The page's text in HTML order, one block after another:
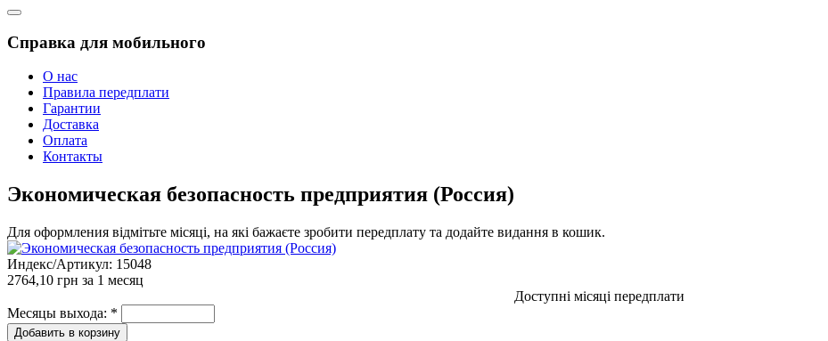
Справка для мобильного
О нас
Правила передплати
Гарантии
Доставка
Оплата
Контакты
Экономическая безопасность предприятия (Россия)
Для оформления відмітьте місяці, на які бажаєте зробити передплату та додайте видання в кошик.
Индекс/Артикул: 15048
2764,10 грн за 1 месяц
Доступні місяці передплати
Месяцы выхода: *